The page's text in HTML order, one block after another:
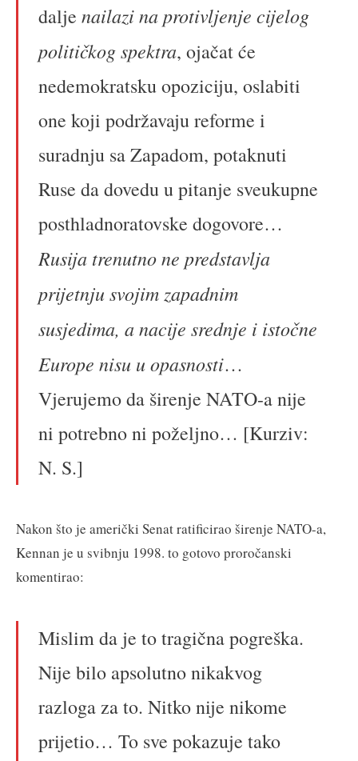
dalje nailazi na protivljenje cijelog
političkog spektra, ojačat će
nedemokratsku opoziciju, oslabiti
one koji podržavaju reforme i
suradnju sa Zapadom, potaknuti
Ruse da dovedu u pitanje sveukupne
posthladnoratovske dogovore…
Rusija trenutno ne predstavlja
prijetnju svojim zapadnim
susjedima, a nacije srednje i istočne
Europe nisu u opasnosti…
Vjerujemo da širenje NATO-a nije
ni potrebno ni poželjno… [Kurziv:
N. S.]
Nakon što je američki Senat ratificirao širenje NATO-a,
Kennan je u svibnju 1998. to gotovo proročanski
komentirao:
Mislim da je to tragična pogreška.
Nije bilo apsolutno nikakvog
razloga za to. Nitko nije nikome
prijetio… To sve pokazuje tako